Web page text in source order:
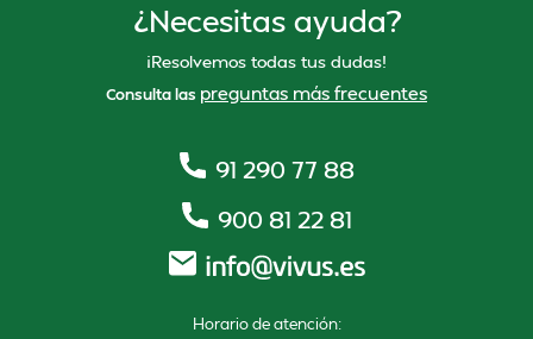
¿Necesitas ayuda?
¡Resolvemos todas tus dudas!
Consulta las preguntas más frecuentes
91 290 77 88
900 81 22 81
Horario de atención: